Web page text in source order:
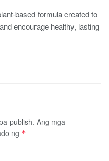
based formula created to
encourage healthy, lasting
publish. Ang mga
ng *